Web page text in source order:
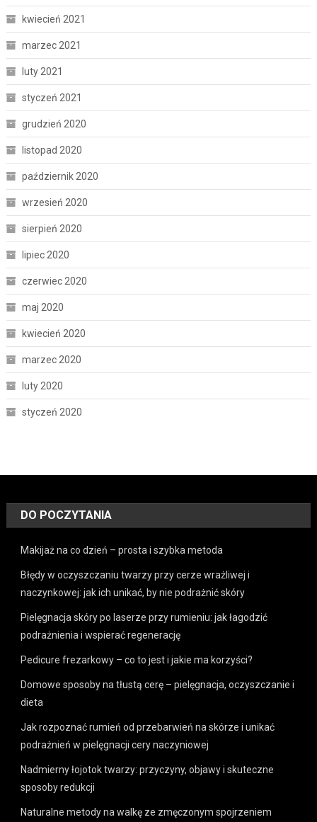
kwiecień 2021
marzec 2021
luty 2021
styczeń 2021
grudzień 2020
listopad 2020
październik 2020
wrzesień 2020
sierpień 2020
lipiec 2020
czerwiec 2020
maj 2020
kwiecień 2020
marzec 2020
luty 2020
styczeń 2020
DO POCZYTANIA
Makijaż na co dzień – prosta i szybka metoda
Błędy w oczyszczaniu twarzy przy cerze wrażliwej i
naczynkowej: jak ich unikać, by nie podrażnić skóry
Pielęgnacja skóry po laserze przy rumieniu: jak łagodzić
podrażnienia i wspierać regenerację
Pedicure frezarkowy – co to jest i jakie ma korzyści?
Domowe sposoby na tłustą cerę – pielęgnacja, oczyszczanie i
dieta
Jak rozpoznać rumień od przebarwień na skórze i unikać
podrażnień w pielęgnacji cery naczyniowej
Nadmierny łojotok twarzy: przyczyny, objawy i skuteczne
sposoby redukcji
Naturalne metody na walkę ze zmęczonym spojrzeniem